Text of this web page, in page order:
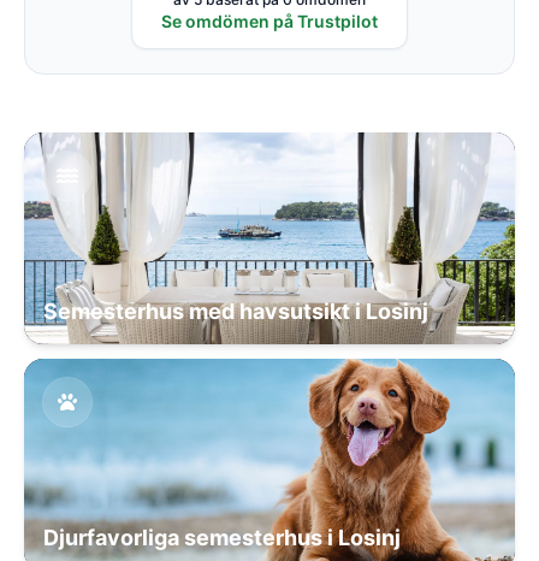
Se omdömen på Trustpilot
Semesterhus med havsutsikt i Losinj
Djurfavorliga semesterhus i Losinj